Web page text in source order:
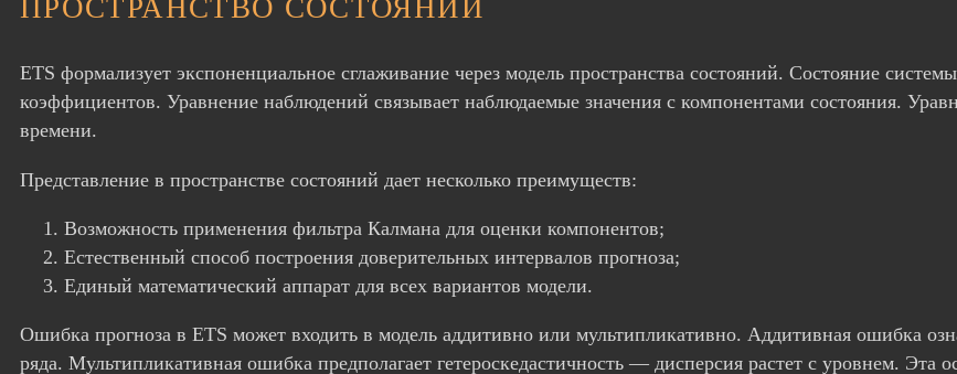
ПРОСТРАНСТВО СОСТОЯНИЙ
ETS формализует экспоненциальное сглаживание через модель пространства состояний. Состояние
коэффициентов. Уравнение наблюдений связывает наблюдаемые значения с компонентами состояния.
времени.
Представление в пространстве состояний дает несколько преимуществ:
Возможность применения фильтра Калмана для оценки компонентов;
Естественный способ построения доверительных интервалов прогноза;
Единый математический аппарат для всех вариантов модели.
Ошибка прогноза в ETS может входить в модель аддитивно или мультипликативно. Аддитивная ошибка
ряда. Мультипликативная ошибка предполагает гетероскедастичность — дисперсия растет с уровнем. Эта